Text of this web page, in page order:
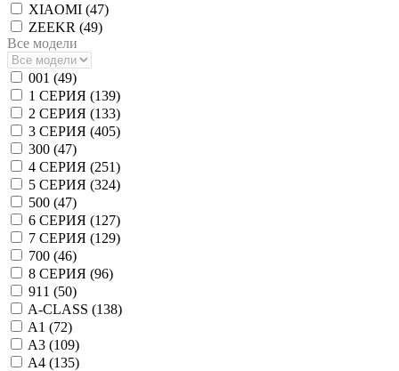
XIAOMI (47)
ZEEKR (49)
Все модели
001 (49)
1 СЕРИЯ (139)
2 СЕРИЯ (133)
3 СЕРИЯ (405)
300 (47)
4 СЕРИЯ (251)
5 СЕРИЯ (324)
500 (47)
6 СЕРИЯ (127)
7 СЕРИЯ (129)
700 (46)
8 СЕРИЯ (96)
911 (50)
A-CLASS (138)
A1 (72)
A3 (109)
A4 (135)